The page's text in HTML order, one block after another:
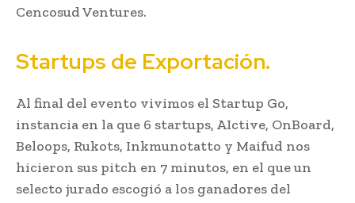
Cencosud Ventures.
Startups de Exportación.
Al final del evento vivimos el Startup Go,
instancia en la que 6 startups, AIctive, OnBoard,
Beloops, Rukots, Inkmunotatto y Maifud nos
hicieron sus pitch en 7 minutos, en el que un
selecto jurado escogió a los ganadores del